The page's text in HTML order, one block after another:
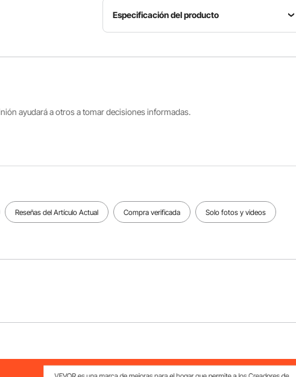
Especificación del producto
de
Ubicaciones
Material
Ver todas las especificaciones
ayudará a otros a tomar decisiones informadas.
Reseñas del Artículo Actual Compra verificada Solo fotos y videos